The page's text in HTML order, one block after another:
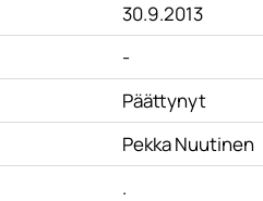
30.9.2013
-
Päättynyt
Pekka Nuutinen
.